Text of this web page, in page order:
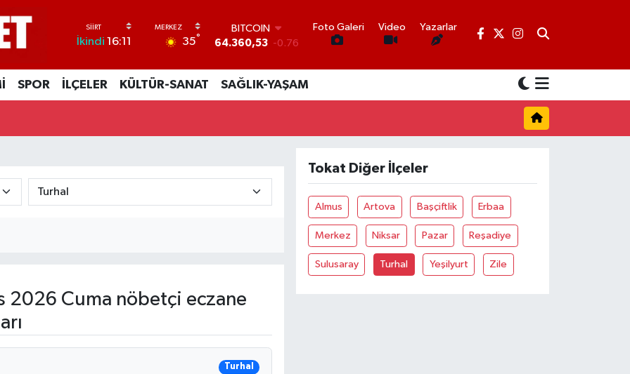
İkindi 16:11 35°
BITCOIN
64.360,53 -0.76
47,7069 0.17
EURO
55,0265 0.01
13.887
Foto Galeri Video Yazarlar
SPOR İLÇELER KÜLTÜR-SANAT SAĞLIK-YAŞAM
2026 Cuma nöbetçi eczane
Turhal
Tokat Diğer İlçeler
Almus Artova Başçiftlik Erbaa
Merkez Niksar Pazar Reşadiye
Sulusaray Turhal Yeşilyurt Zile